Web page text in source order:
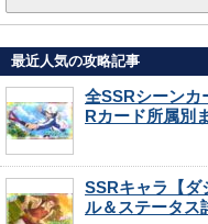
最近人気の攻略記事
全SSRシーンカ
Rカード所属別
SSRキャラ【ダ
ル＆ステータス